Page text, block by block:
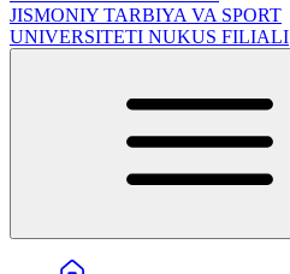
JISMONIY TARBIYA VA SPORT
UNIVERSITETI NUKUS FILIALI